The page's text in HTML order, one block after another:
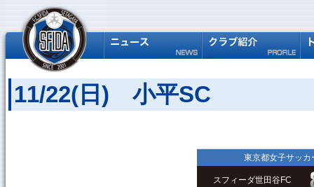
11/22(日) 小平SC
東京都女子サッ
スフィーダ世田谷FC